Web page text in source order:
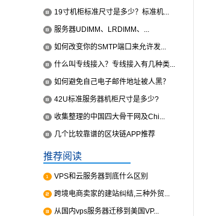
19寸机柜标准尺寸是多少？标准机...
服务器UDIMM、LRDIMM、...
如何改变你的SMTP端口来允许发...
什么叫专线接入？专线接入有几种类...
如何避免自己电子邮件地址被人黑？
42U标准服务器机柜尺寸是多少?
收集整理的中国四大骨干网及Chi...
几个比较靠谱的区块链APP推荐
推荐阅读
VPS和云服务器到底什么区别
跨境电商卖家的建站纠结,三种外贸...
从国内vps服务器迁移到美国VP...